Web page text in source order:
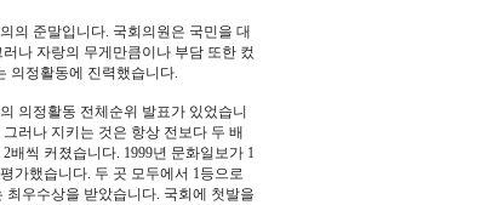
의 준말입니다. 국회의원은 국민을 대
나 자랑의 무게만큼이나 부담 또한 컸
의정활동에 진력했습니다.
의정활동 전체순위 발표가 있었습니
러나 지키는 것은 항상 전보다 두 배
씩 커졌습니다. 1999년 문화일보가 1
가했습니다. 두 곳 모두에서 1등으로
우수상을 받았습니다. 국회에 첫발을